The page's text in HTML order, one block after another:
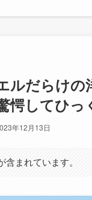
ルだらけ
愕してひっ
年12月13日
まれています。